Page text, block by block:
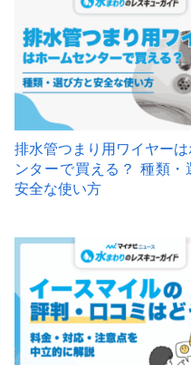
排水管つまり用ワイヤー
ンターで買える？ 種類・
安全な使い方